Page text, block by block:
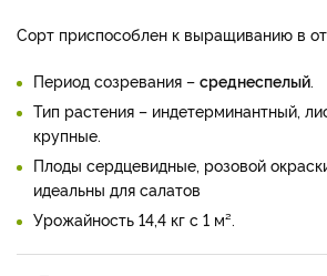
Сорт приспособлен к выращиванию в
Период созревания – среднеспелый.
Тип растения – индетерминантный,
крупные.
Плоды сердцевидные, розовой
идеальны для салатов
Урожайность 14,4 кг с 1 м².